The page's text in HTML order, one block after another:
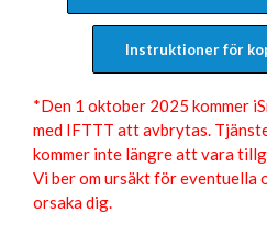
Instruktioner för
*Den 1 oktober 2025 kommer
med IFTTT att avbrytas.
kommer inte längre att vara
Vi ber om ursäkt för eventuella
orsaka dig.